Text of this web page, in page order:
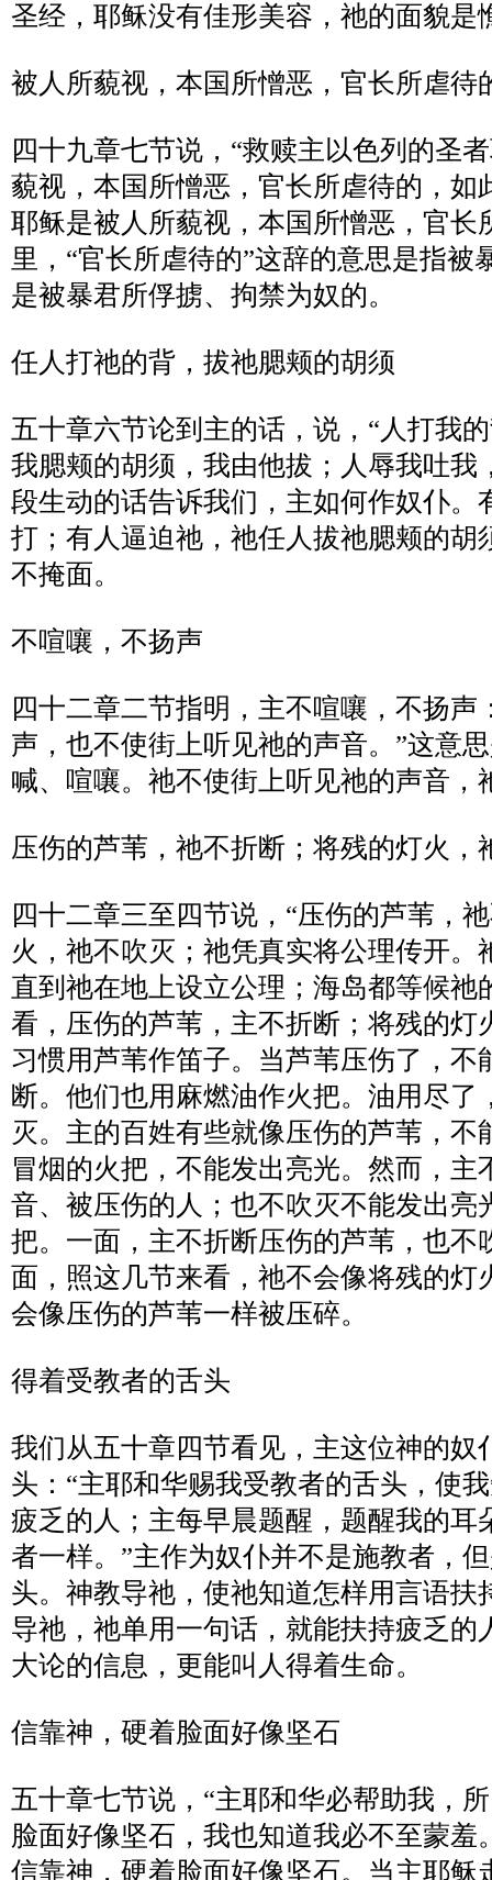
圣经，耶稣没有佳形美容，祂的面貌是
被人所藐视，本国所憎恶，官长所虐待
四十九章七节说， “救赎主以色列的圣
藐视，本国所憎恶，官长所虐待的，如
耶稣是被人所藐视，本国所憎恶，官长
里， “官长所虐待的”这辞的意思是指被
是被暴君所俘掳、拘禁为奴的。
任人打祂的背，拔祂腮颊的胡须
五十章六节论到主的话，说， “ 人打我
我腮颊的胡须，我由他拔；人辱我吐我
段生动的话告诉我们，主如何作奴仆。
打；有人逼迫祂，祂任人拔祂腮颊的胡
不掩面。
不喧嚷，不扬声
四十二章二节指明，主不喧嚷，不扬声
声，也不使街上听见祂的声音。 ”这意
喊、喧嚷。祂不使街上听见祂的声音，
压伤的芦苇，祂不折断；将残的灯火，
四十二章三至四节说， “压伤的芦苇，
火，祂不吹灭；祂凭真实将公理传开。
直到祂在地上设立公理；海岛都等候祂
看，压伤的芦苇，主不折断；将残的灯
习惯用芦苇作笛子。当芦苇压伤了，不
断。他们也用麻燃油作火把。油用尽了
灭。主的百姓有些就像压伤的芦苇，不
冒烟的火把，不能发出亮光。然而，主
音、被压伤的人；也不吹灭不能发出亮
把。一面，主不折断压伤的芦苇，也不
面，照这几节来看，祂不会像将残的灯
会像压伤的芦苇一样被压碎。
得着受教者的舌头
我们从五十章四节看见，主这位神的奴
头： “主耶和华赐我受教者的舌头，使
疲乏的人；主每早晨题醒，题醒我的耳
者一样。 ”主作为奴仆并不是施教者，
头。神教导祂，使祂知道怎样用言语扶
导祂，祂单用一句话，就能扶持疲乏的
大论的信息，更能叫人得着生命。
信靠神，硬着脸面好像坚石
五十章七节说， “主耶和华必帮助我，
脸面好像坚石，我也知道我必不至蒙羞
信靠神，硬着脸面好像坚石。当主耶稣